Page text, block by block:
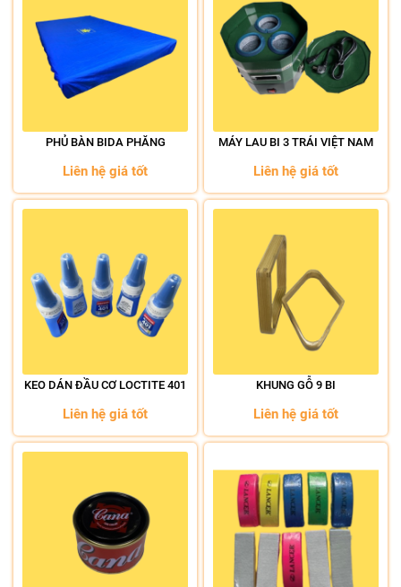
PHỦ BÀN BIDA PHĂNG
Liên hệ giá tốt
MÁY LAU BI 3 TRÁI VIỆT NAM
Liên hệ giá tốt
KEO DÁN ĐẦU CƠ LOCTITE 401
Liên hệ giá tốt
KHUNG GỖ 9 BI
Liên hệ giá tốt